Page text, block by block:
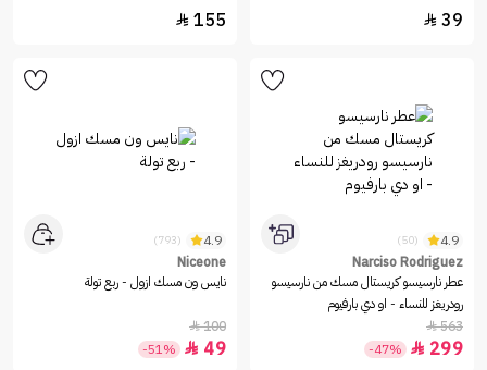
39

155

4.9
(50)
Narciso Rodriguez
عطر نارسيسو كريستال مسك من نارسيسو
رودريغز للنساء - او دي بارفيوم
563

299

-47%
4.9
(793)
Niceone
نايس ون مسك ازول - ربع تولة
100

49

-51%